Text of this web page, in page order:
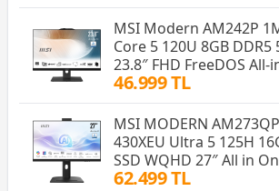
MSI Modern AM242P
Core 5 120U 8GB DDR5
23.8″ FHD FreeDOS All-
46.999 TL
MSI MODERN
430XEU Ultra 5 125H
SSD WQHD 27″ All in
62.499 TL